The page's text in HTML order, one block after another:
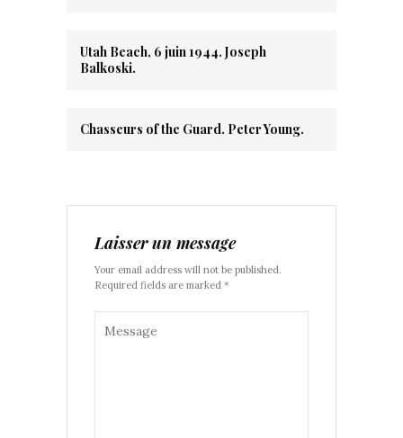
Utah Beach, 6 juin 1944. Joseph
Balkoski.
Chasseurs of the Guard. Peter Young.
Laisser un message
Your email address will not be published.
Required fields are marked *